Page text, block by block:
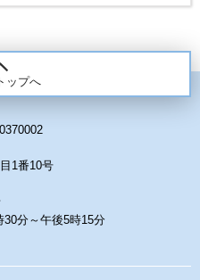
ップへ
1番10号
分～午後5時15分